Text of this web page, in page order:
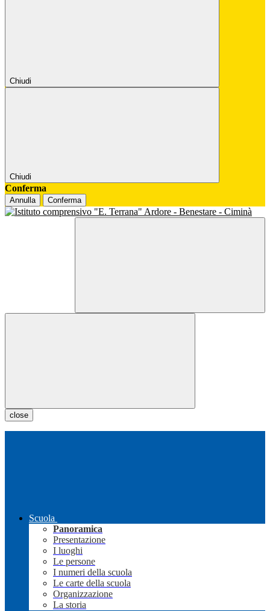
Chiudi
Chiudi
Conferma
Annulla Conferma
close
Scuola
Panoramica
Presentazione
I luoghi
Le persone
I numeri della scuola
Le carte della scuola
Organizzazione
La storia